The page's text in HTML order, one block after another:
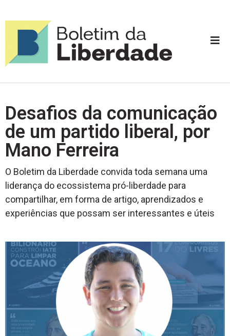
Desafios da comunicação
de um partido liberal, por
Mano Ferreira
O Boletim da Liberdade convida toda semana uma
liderança do ecossistema pró-liberdade para
compartilhar, em forma de artigo, aprendizados e
experiências que possam ser interessantes e úteis